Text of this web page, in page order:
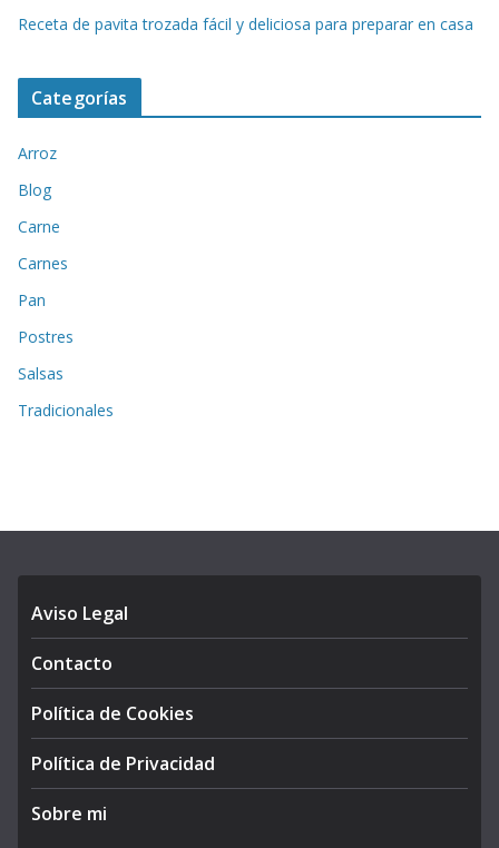
Receta de pavita trozada fácil y deliciosa para preparar en casa
Categorías
Arroz
Blog
Carne
Carnes
Pan
Postres
Salsas
Tradicionales
Aviso Legal
Contacto
Política de Cookies
Política de Privacidad
Sobre mi